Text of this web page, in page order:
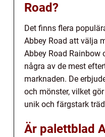
Road?
Det finns flera
Abbey Road att välja
Abbey Road Rainbow
några av de mest
marknaden. De
och mönster, vilket
unik och färgstark
Är palettblad